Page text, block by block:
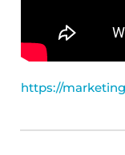
https://